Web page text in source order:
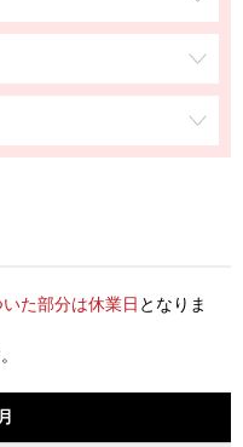
た部分は休業日 となりま